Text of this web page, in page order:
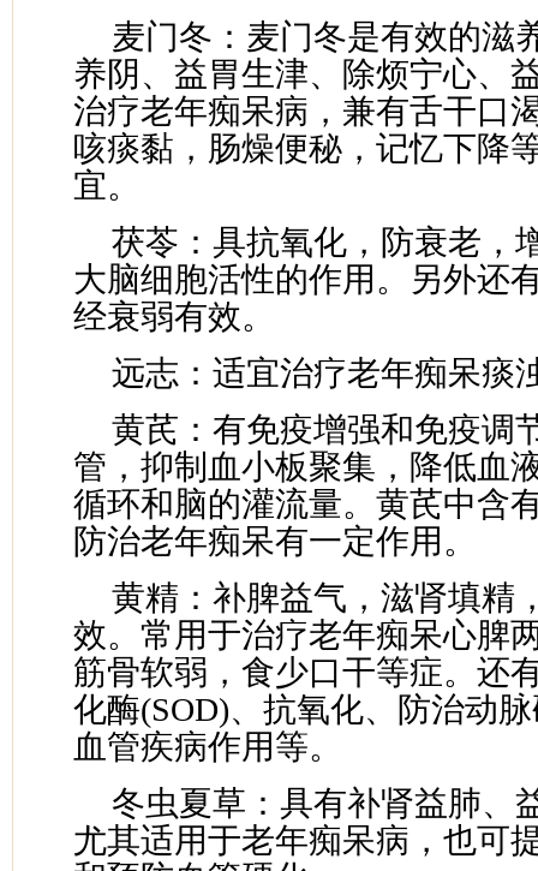
麦门冬：麦门冬是有效的滋
养阴、益胃生津、除烦宁心、
治疗老年痴呆病，兼有舌干口
咳痰黏，肠燥便秘，记忆下降
宜。
茯苓：具抗氧化，防衰老，
大脑细胞活性的作用。另外还
经衰弱有效。
远志：适宜治疗老年痴呆痰
黄芪：有免疫增强和免疫调
管，抑制血小板聚集，降低血
循环和脑的灌流量。黄芪中含
防治老年痴呆有一定作用。
黄精：补脾益气，滋肾填精
效。常用于治疗老年痴呆心脾
筋骨软弱，食少口干等症。还
化酶(SOD)、抗氧化、防治动
血管疾病作用等。
冬虫夏草：具有补肾益肺、
尤其适用于老年痴呆病，也可